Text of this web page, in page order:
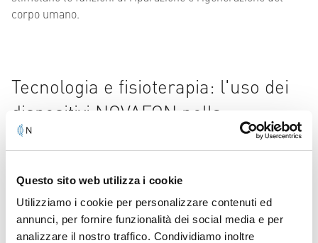
Questo sito web utilizza i cookie
Utilizziamo i cookie per personalizzare contenuti ed
annunci, per fornire funzionalità dei social media e per
analizzare il nostro traffico. Condividiamo inoltre
corpo umano.
Tecnologia e fisioterapia: l'uso dei
dispositivi NOVAFON nella
riabilitazione
scegliere idispositivi medici NOVAFON
utilizzati sia dai terapistiche, comestrumento di
autotrattamentoe offrono il miglior risultato possibile in
ambito riabilitativo.